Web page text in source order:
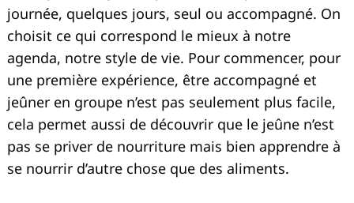
journée, quelques jours, seul ou accompagné. On
choisit ce qui correspond le mieux à notre
agenda, notre style de vie. Pour commencer, pour
une première expérience, être accompagné et
jeûner en groupe n’est pas seulement plus facile,
cela permet aussi de découvrir que le jeûne n’est
pas se priver de nourriture mais bien apprendre à
se nourrir d’autre chose que des aliments.